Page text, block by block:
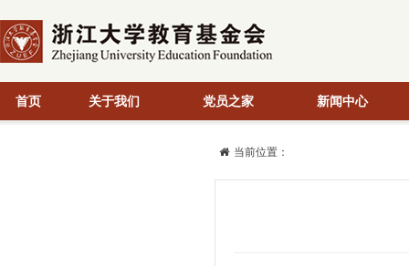
首页 关于我们 党员之家 新闻中心
当前位置：